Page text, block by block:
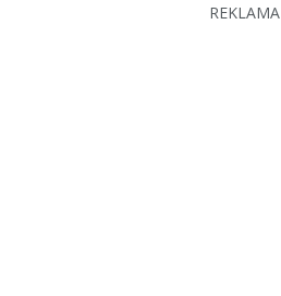
REKLAMA